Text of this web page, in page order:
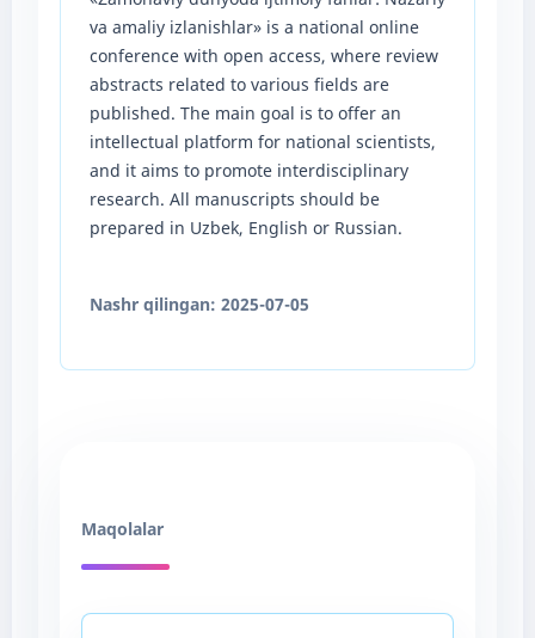
va amaliy izlanishlar» is a national online
conference with open access, where review
abstracts related to various fields are
published. The main goal is to offer an
intellectual platform for national scientists,
and it aims to promote interdisciplinary
research. All manuscripts should be
prepared in Uzbek, English or Russian.
Nashr qilingan: 2025-07-05
Maqolalar